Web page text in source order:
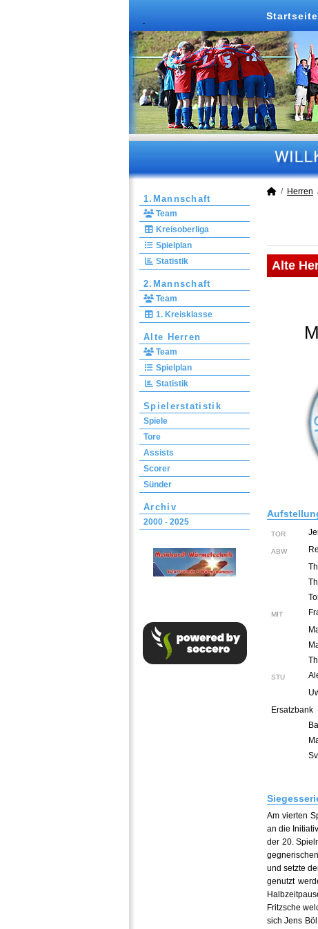
Startseite
1.Mannschaft
Team
Kreisoberliga
Spielplan
Statistik
2.Mannschaft
Team
1. Kreisklasse
Alte Herren
Team
Spielplan
Statistik
Spielerstatistik
Spiele
Tore
Assists
Scorer
Sünder
Archiv
2000 - 2025
Herren
Alte
TOR
ABW
MIT
STU
Ersatzbank
Am vierten
an die
der 20.
und setzte
genutzt
Fritzsche
sich Jens